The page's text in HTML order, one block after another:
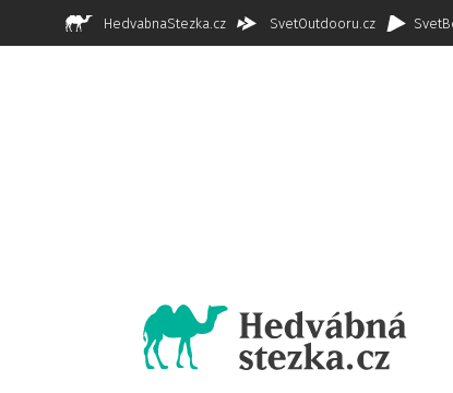
HedvabnaStezka.cz SvetOutdooru.cz